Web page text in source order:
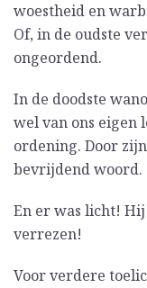
woestheid en
Of, in de oudste
ongeordend.
In de doodste
wel van ons eigen
ordening. Door
bevrijdend woord.
En er was licht!
verrezen!
Voor verdere